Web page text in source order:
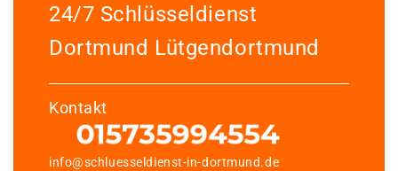
24/7 Schlüsseldienst
Dortmund Lütgendortmund
Kontakt
info@schluesseldienst-in-dortmund.de